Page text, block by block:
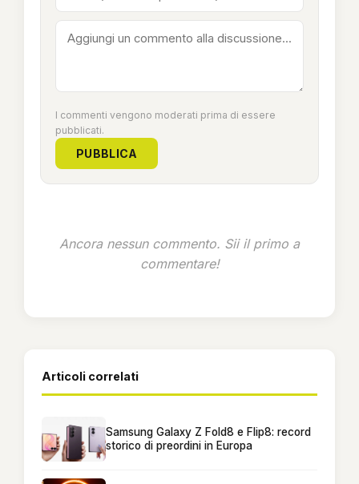
I commenti vengono moderati prima di essere
pubblicati.
PUBBLICA
Ancora nessun commento. Sii il primo a
commentare!
Articoli correlati
Samsung Galaxy Z Fold8 e Flip8: record
storico di preordini in Europa